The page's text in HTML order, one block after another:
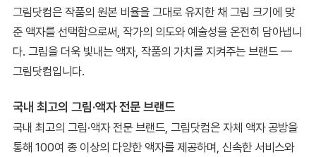
그림닷컴은 작품의 원본 비율을 그대로 유지한 채 그림 크기에 맞
춘 액자를 선택함으로써, 작가의 의도와 예술성을 온전히 담아냅니
다. 그림을 더욱 빛내는 액자, 작품의 가치를 지켜주는 브랜드 —
그림닷컴입니다.
국내 최고의 그림·액자 전문 브랜드
국내 최고의 그림·액자 전문 브랜드, 그림닷컴은 자체 액자 공방을
통해 100여 종 이상의 다양한 액자를 제공하며, 신속한 서비스와